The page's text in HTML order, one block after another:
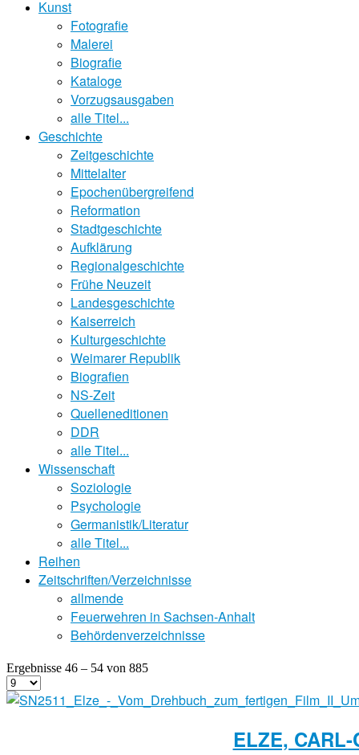
Kunst
Fotografie
Malerei
Biografie
Kataloge
Vorzugsausgaben
alle Titel...
Geschichte
Zeitgeschichte
Mittelalter
Epochenübergreifend
Reformation
Stadtgeschichte
Aufklärung
Regionalgeschichte
Frühe Neuzeit
Landesgeschichte
Kaiserreich
Kulturgeschichte
Weimarer Republik
Biografien
NS-Zeit
Quelleneditionen
DDR
alle Titel...
Wissenschaft
Soziologie
Psychologie
Germanistik/Literatur
alle Titel...
Reihen
Zeitschriften/Verzeichnisse
allmende
Feuerwehren in Sachsen-Anhalt
Behördenverzeichnisse
Ergebnisse 46 – 54 von 885
ELZE,